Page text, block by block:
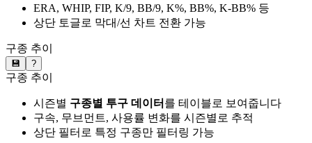
ERA, WHIP, FIP, K/9, BB/9, K%, BB%, K-BB% 등
상단 토글로 막대/선 차트 전환 가능
구종 추이
💾 ?
구종 추이
시즌별 구종별 투구 데이터 를 테이블로 보여줍니다
구속, 무브먼트, 사용률 변화를 시즌별로 추적
상단 필터로 특정 구종만 필터링 가능